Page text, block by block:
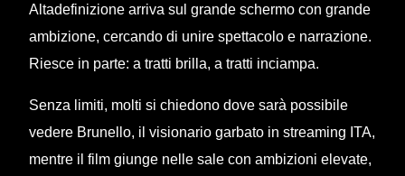
Altadefinizione arriva sul grande schermo con grande
ambizione, cercando di unire spettacolo e narrazione.
Riesce in parte: a tratti brilla, a tratti inciampa.
Senza limiti, molti si chiedono dove sarà possibile
vedere Brunello, il visionario garbato in streaming ITA,
mentre il film giunge nelle sale con ambizioni elevate,